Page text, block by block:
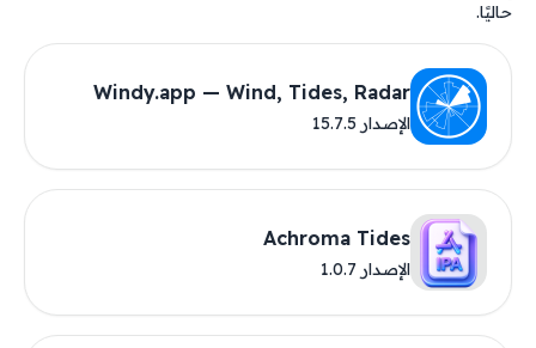
حاليًا.
Windy.app — Wind, Tides, Radar
الإصدار 15.7.5
Achroma Tides
الإصدار 1.0.7